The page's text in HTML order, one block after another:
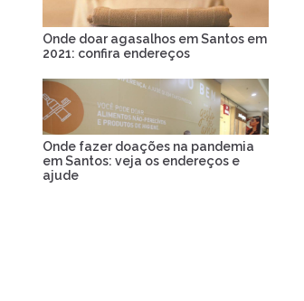
Onde doar agasalhos em Santos em
2021: confira endereços
Onde fazer doações na pandemia
em Santos: veja os endereços e
ajude